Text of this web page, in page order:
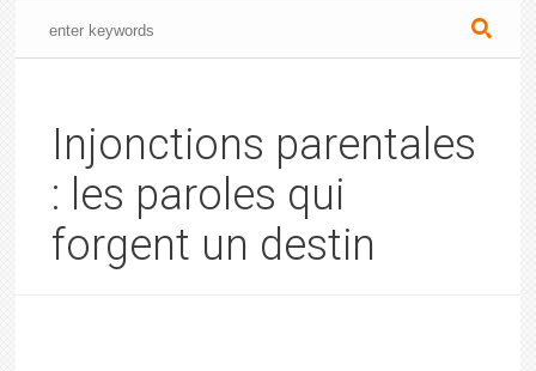
Injonctions parentales
: les paroles qui
forgent un destin